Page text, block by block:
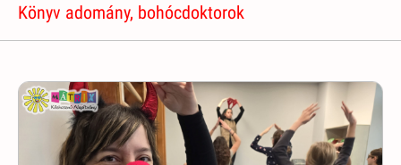
Könyv adomány, bohócdoktorok